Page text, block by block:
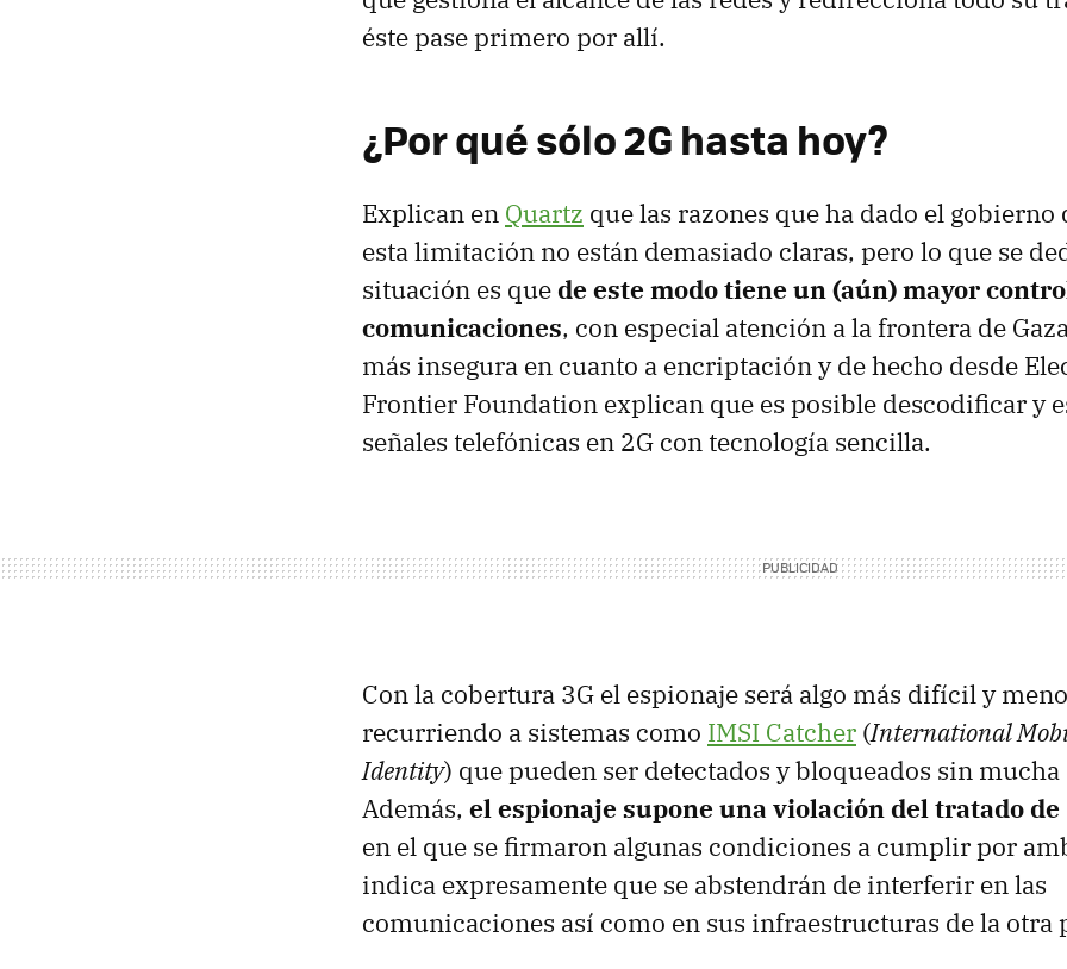
éste pase primero por allí.
¿Por qué sólo 2G hasta hoy?
Explican en Quartz que las razones que ha dado el gobierno
esta limitación no están demasiado claras, pero lo que se
situación es quede este modo tiene un (aún) mayor
comunicaciones, con especial atención a la frontera de
más insegura en cuanto a encriptación y de hecho desde
Frontier Foundation explican que es posible descodificar y
señales telefónicas en 2G con tecnología sencilla.
Con la cobertura 3G el espionaje será algo más difícil y
recurriendo a sistemas como IMSI Catcher (International
Identity) que pueden ser detectados y bloqueados sin
Además, el espionaje supone una violación del tratado de
en el que se firmaron algunas condiciones a cumplir por
indica expresamente que se abstendrán de interferir en las
comunicaciones así como en sus infraestructuras de la otra